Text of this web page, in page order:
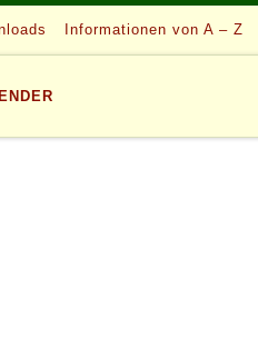
Informationen von A – Z